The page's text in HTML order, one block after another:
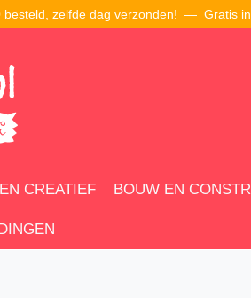
besteld, zelfde dag verzonden! — Gratis
CREATIEF BOUW EN